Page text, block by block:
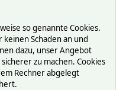
so genannte Cookies.
Schaden an und
dazu, unser Angebot
zu machen. Cookies
Rechner abgelegt